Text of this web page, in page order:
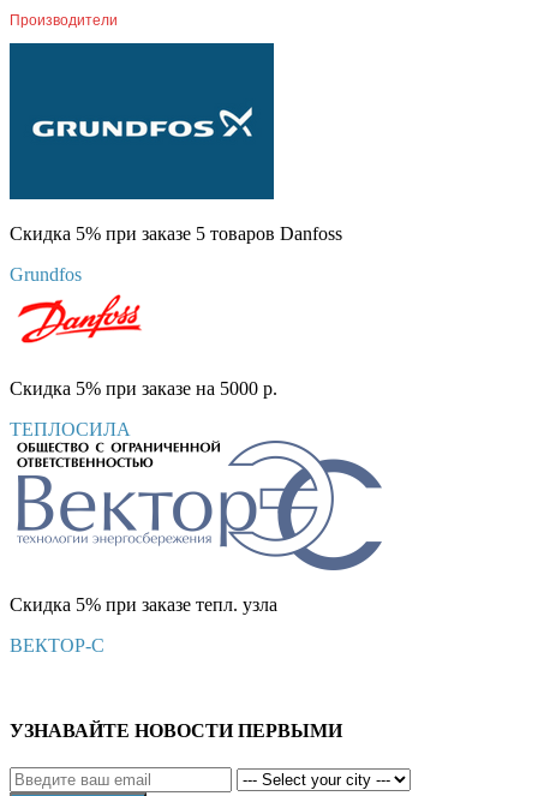
Производители
Скидка 5% при заказе 5 товаров Danfoss
Grundfos
Скидка 5% при заказе на 5000 р.
ТЕПЛОСИЛА
Скидка 5% при заказе тепл. узла
ВЕКТОР-С
УЗНАВАЙТЕ НОВОСТИ ПЕРВЫМИ